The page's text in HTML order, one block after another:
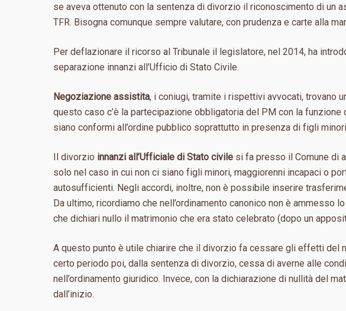
se aveva ottenuto con la sentenza di divorzio il riconoscimento di un
TFR. Bisogna comunque sempre valutare, con prudenza e carte alla
Per deflazionare il ricorso al Tribunale il legislatore, nel 2014, ha
separazione innanzi all’Ufficio di Stato Civile.
Negoziazione assistita, i coniugi, tramite i rispettivi avvocati, trovano
questo caso c’è la partecipazione obbligatoria del PM con la
siano conformi all’ordine pubblico soprattutto in presenza di figli
Il divorzio innanzi all’Ufficiale di Stato civile si fa presso il Comune di
solo nel caso in cui non ci siano figli minori, maggiorenni incapaci o
autosufficienti. Negli accordi, inoltre, non è possibile inserire
Da ultimo, ricordiamo che nell’ordinamento canonico non è
che dichiari nullo il matrimonio che era stato celebrato (dopo un
A questo punto è utile chiarire che il divorzio fa cessare gli effetti del
certo periodo poi, dalla sentenza di divorzio, cessa di averne alle
nell’ordinamento giuridico. Invece, con la dichiarazione di nullità del
dall’inizio.